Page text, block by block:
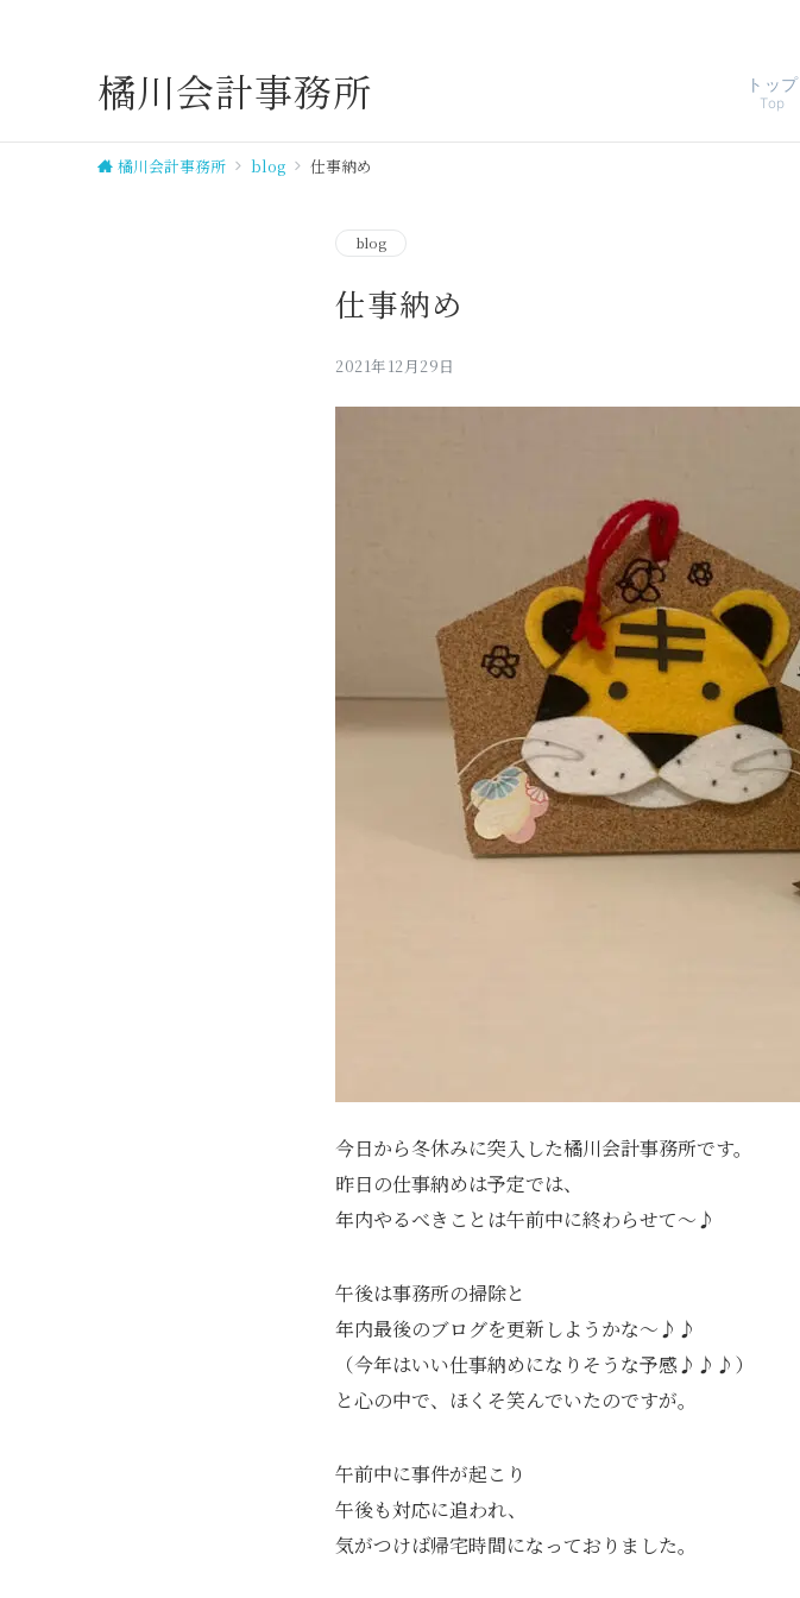
橘川会計事務所 トップ
Top
橘川会計事務所 blog 仕事納め
blog
仕事納め
2021年12月29日
今日から冬休みに突入した橘川会計事務所です。
昨日の仕事納めは予定では、
年内やるべきことは午前中に終わらせて〜♪
午後は事務所の掃除と
年内最後のブログを更新しようかな〜♪♪
（今年はいい仕事納めになりそうな予感♪♪♪）
と心の中で、ほくそ笑んでいたのですが。
午前中に事件が起こり
午後も対応に追われ、
気がつけば帰宅時間になっておりました。
申し込む
どんなことでもお気軽にご相談ください